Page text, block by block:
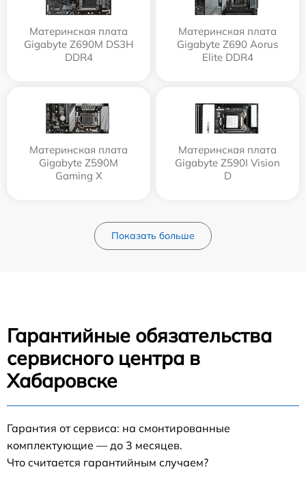
Материнская плата
Gigabyte Z690M DS3H
DDR4
Материнская плата
Gigabyte Z690 Aorus
Elite DDR4
Материнская плата
Gigabyte Z590M
Gaming X
Материнская плата
Gigabyte Z590I Vision
D
Показать больше
Гарантийные обязательства
сервисного центра в
Хабаровске
Гарантия от сервиса: на смонтированные
комплектующие — до 3 месяцев.
Что считается гарантийным случаем?